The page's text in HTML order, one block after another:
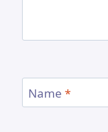
Name *